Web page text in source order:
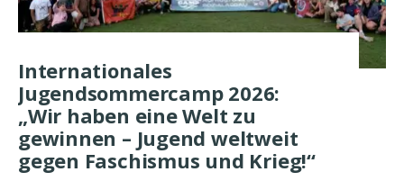
Internationales
Jugendsommercamp 2026:
„Wir haben eine Welt zu
gewinnen – Jugend weltweit
gegen Faschismus und Krieg!“